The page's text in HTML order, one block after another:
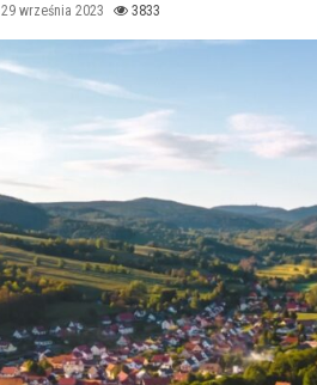
29 września 2023 3833